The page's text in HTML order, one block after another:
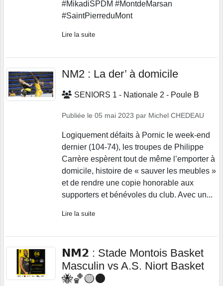
#MikadiSPDM #MontdeMarsan
#SaintPierreduMont
Lire la suite
NM2 : La der’ à domicile
SENIORS 1 - Nationale 2 - Poule B
Publiée le 05 mai 2023 par Michel CHEDEAU
Logiquement défaits à Pornic le week-end
dernier (104-74), les troupes de Philippe
Carrère espèrent tout de même l’emporter à
domicile, histoire de « sauver les meubles »
et de rendre une copie honorable aux
supporters et bénévoles du club. Avec un...
Lire la suite
𝗡𝗠𝟮 : Stade Montois Basket
Masculin vs A.S. Niort Basket
🐝🏀🟡⚫